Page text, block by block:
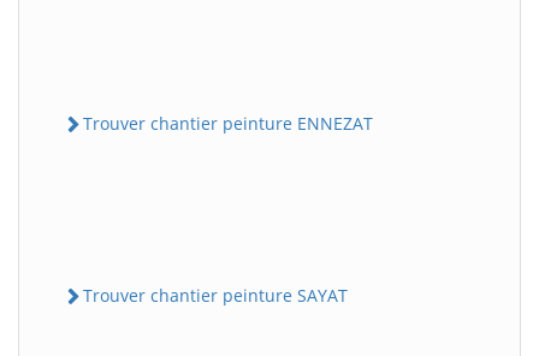
Trouver chantier peinture ENNEZAT
Trouver chantier peinture SAYAT